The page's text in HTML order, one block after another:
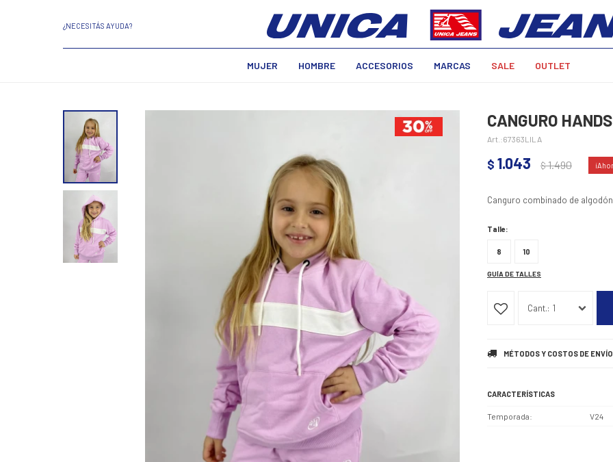
MUJER HOMBRE ACCESORIOS MARCAS SALE OUTLET
¿NECESITÁS AYUDA?
CANGURO
67363LILA
$ 1.043 $1.490
Canguro combinado de
Talle:
8 10
GUÍA DE TALLES
1
MÉTODOS Y COSTOS DE ENVÍO
CARACTERÍSTICAS
Temporada V24